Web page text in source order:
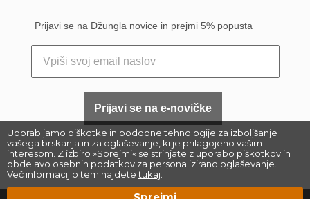
Uporabljamo piškotke in podobne tehnologije za izboljšanje
vašega brskanja in za oglaševanje, ki je prilagojeno vašim
interesom. Z izbiro »Sprejmi« se strinjate z uporabo piškotkov in
obdelavo osebnih podatkov za personalizirano oglaševanje.
Več informacij o tem najdetetukaj
Prijavi se na Džungla novice in prejmi 5% popusta
Prijavi se na e-novičke